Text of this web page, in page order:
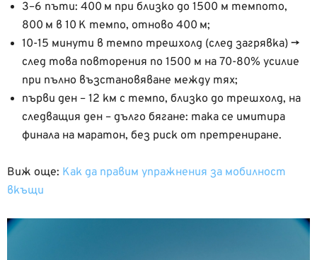
3–6 пъти: 400 м при близко до 1500 м темпото,
800 м в 10 К темпо, отново 400 м;
10-15 минути в темпо трешхолд (след загрявка) →
след това повторения по 1500 м на 70-80% усилие
при пълно възстановяване между тях;
първи ден – 12 км с темпо, близко до трешхолд, на
следващия ден – дълго бягане: така се имитира
финала на маратон, без риск от претрениране.
Виж още: Как да правим упражнения за мобилност
вкъщи